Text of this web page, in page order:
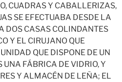
CUADRAS Y CABALLERIZAS,
SE EFECTUABA DESDE LA
DOS CASAS COLINDANTES
Y EL CIRUJANO QUE
QUE DISPONE DE UN
FÁBRICA DE VIDRIO, Y
Y ALMACÉN DE LEÑA; EL